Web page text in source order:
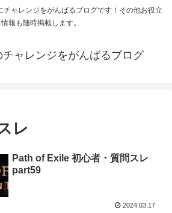
チャレンジをがんばるブログです！その他お役立
情報も随時掲載します。
ャレンジをがんばるブログ
レ
Path of Exile 初心者・質問スレ
part59
2024.03.17